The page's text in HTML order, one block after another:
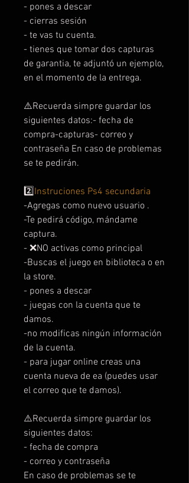
- pones a descar
- cierras sesión
- te vas tu cuenta.
- tienes que tomar dos capturas
de garantia, te adjuntó un ejemplo,
en el momento de la entrega.
⚠️Recuerda simpre guardar los
siguientes datos:- fecha de
compra-capturas- correo y
contraseña En caso de problemas
se te pedirán.
2️⃣Instruciones Ps4 secundaria
-Agregas como nuevo usuario .
-Te pedirá código, mándame
captura.
- ❌NO activas como principal
-Buscas el juego en biblioteca o en
la store.
- pones a descar
- juegas con la cuenta que te
damos.
-no modificas ningún información
de la cuenta.
- para jugar online creas una
cuenta nueva de ea (puedes usar
el correo que te damos).
⚠️Recuerda simpre guardar los
siguientes datos:
- fecha de compra
- correo y contraseña
En caso de problemas se te